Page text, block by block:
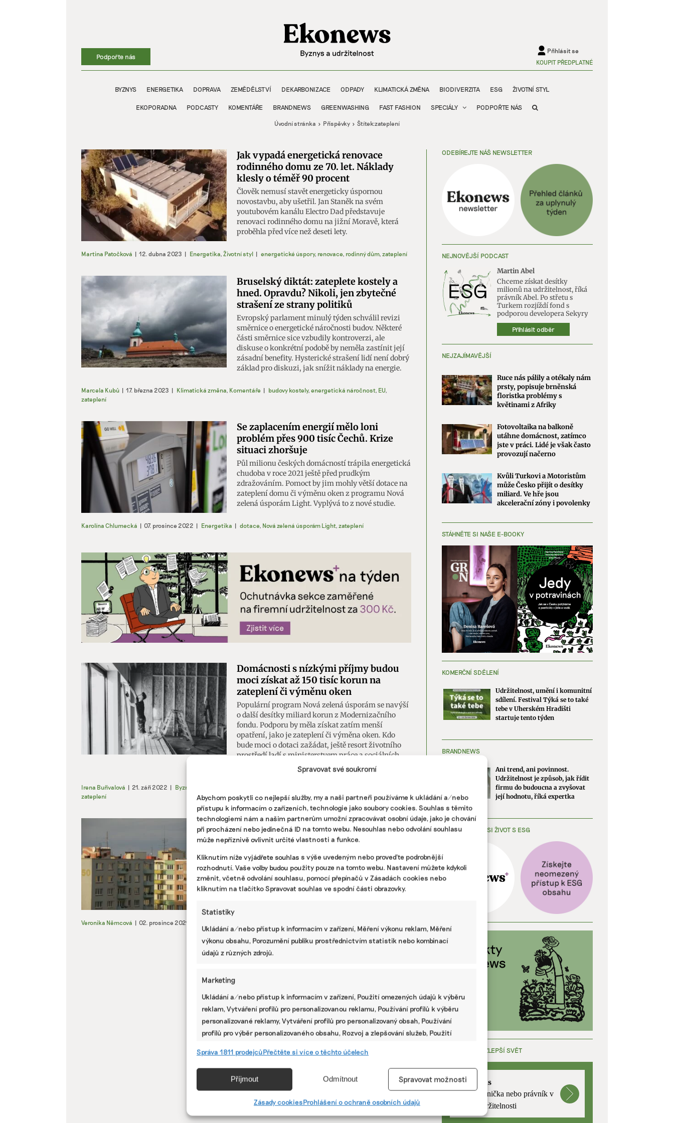
Spravovat své soukromí
Abychom poskytli co nejlepší služby, my a naši partneři používáme k ukládání a/nebo
přístupu k informacím o zařízeních, technologie jako soubory cookies. Souhlas s těmito
technologiemi nám a našim partnerům umožní zpracovávat osobní údaje, jako je chování
při procházení nebo jedinečná ID na tomto webu. Nesouhlas nebo odvolání souhlasu
může nepříznivě ovlivnit určité vlastnosti a funkce.
Kliknutím níže vyjádřete souhlas s výše uvedeným nebo proveďte podrobnější
rozhodnutí. Vaše volby budou použity pouze na tomto webu. Nastavení můžete kdykoli
změnit, včetně odvolání souhlasu, pomocí přepínačů v Zásadách cookies nebo
kliknutím na tlačítko Spravovat souhlas ve spodní části obrazovky.
Statistiky
Ukládání a/nebo přístup k informacím v zařízení, Měření výkonu reklam, Měření
výkonu obsahu, Porozumění publiku prostřednictvím statistik nebo kombinací
údajů z různých zdrojů.
Marketing
Ukládání a/nebo přístup k informacím v zařízení, Použití omezených údajů k výběru
reklam, Vytváření profilů pro personalizovanou reklamu, Používání profilů k výběru
personalizované reklamy, Vytváření profilů pro personalizovaný obsah, Používání
profilů pro výběr personalizovaného obsahu, Rozvoj a zlepšování služeb, Použití
Přiřazování a kombinování údajů z jiných zdrojů údajů, Propojení různých
zařízení, Identifikace zařízení na základě automaticky přenášených
Správa 1811 prodejcůPřečtěte si více o těchto účelech
Příjmout Odmítnout Spravovat možnosti
Zásady cookiesProhlášení o ochraně osobních údajů
Podpořte nás
Přihlásit se
KOUPIT PŘEDPLATNÉ
BYZNYS ENERGETIKA DOPRAVA ZEMĚDĚLSTVÍ DEKARBONIZACE ODPADY KLIMATICKÁ ZMĚNA BIODIVERZITA ESG ŽIVOTNÍ STYL
EKOPORADNA PODCASTY KOMENTÁŘE BRANDNEWS GREENWASHING FAST FASHION SPECIÁLY PODPOŘTE NÁS
Úvodní stránka Příspěvky Štítek:zateplení
Jak vypadá energetická renovace
rodinného domu ze 70. let. Náklady
klesly o téměř 90 procent
Člověk nemusí stavět energeticky úspornou
novostavbu, aby ušetřil. Jan Staněk na svém
youtubovém kanálu Electro Dad představuje
renovaci rodinného domu na jižní Moravě, která
proběhla před více než deseti lety.
Martina Patočková | 12. dubna 2023 | Energetika, Životní styl | energetické úspory, renovace, rodinný dům, zateplení
Bruselský diktát: zateplete kostely a
hned. Opravdu? Nikoli, jen zbytečné
strašení ze strany politiků
Evropský parlament minulý týden schválil revizi
směrnice o energetické náročnosti budov. Některé
části směrnice sice vzbudily kontroverzi, ale
diskuse o konkrétní podobě by neměla zastínit její
zásadní benefity. Hysterické strašení lidí není dobrý
základ pro diskuzi, jak snížit náklady na energie.
Marcela Kubů | 17. března 2023 | Klimatická změna, Komentáře | budovy kostely, energetická náročnost, EU,
zateplení
Se zaplacením energií mělo loni
problém přes 900 tisíc Čechů. Krize
situaci zhoršuje
Půl milionu českých domácností trápila energetická
chudoba v roce 2021 ještě před prudkým
zdražováním. Pomoct by jim mohly větší dotace na
zateplení domu či výměnu oken z programu Nová
zelená úsporám Light. Vyplývá to z nové studie.
Karolína Chlumecká | 07. prosince 2022 | Energetika | dotace, Nová zelená úsporám Light, zateplení
Domácnosti s nízkými příjmy budou
moci získat až 150 tisíc korun na
zateplení či výměnu oken
Populární program Nová zelená úsporám se navýší
o další desítky miliard korun z Modernizačního
fondu. Podporu by měla získat zatím menší
opatření, jako je zateplení či výměna oken. Kdo
bude moci o dotaci zažádat, ještě resort životního
prostředí ladí s ministerstvem práce a sociálních
Irena Buřívalová | 21. září 2022 | Byznys
zateplení
Bytové domy mimo Prahu dosáhnou
kvůli Nové zelené úsporám na nižší
Mimopražská sdružení vlastníků jednotek (SVJ)
dostanou od státu méně peněz na renovace. Může za
to jejich zařazení do dotačního programu Nová
zelená úsporám, který dotuje jen opatření na
Veronika Němcová | 02. prosince 2021
ODEBÍREJTE NÁŠ NEWSLETTER
NEJNOVĚJŠÍ PODCAST
Martin Abel
Chceme získat desítky
milionů na udržitelnost, říká
právník Abel. Po střetu s
Turkem rozjíždí fond s
podporou developera Sekyry
Přihlásit odběr
NEJZAJÍMAVĚJŠÍ
Ruce nás pálily a otékaly nám
prsty, popisuje brněnská
floristka problémy s
květinami z Afriky
Fotovoltaika na balkoně
utáhne domácnost, zatímco
jste v práci. Lidé je však často
provozují načerno
Kvůli Turkovi a Motoristům
může Česko přijít o desítky
miliard. Ve hře jsou
akcelerační zóny i povolenky
STÁHNĚTE SI NAŠE E-BOOKY
KOMERČNÍ SDĚLENÍ
Udržitelnost, umění i komunitní
sdílení. Festival Týká se to také
tebe v Uherském Hradišti
startuje tento týden
BRANDNEWS
Ani trend, ani povinnost.
Udržitelnost je způsob, jak řídit
firmu do budoucna a zvyšovat
její hodnotu, říká expertka
ZJEDNODUŠTE SI ŽIVOT S ESG
PRÁCE, KTERÁ ZLEPŠÍ SVĚT
mutualus
Stáž: právnička nebo právník v
oblasti udržitelnosti